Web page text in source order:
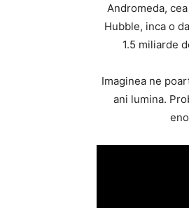
Andromeda,
Hubble, inca o
1.5 miliarde
Imaginea ne
ani lumina.